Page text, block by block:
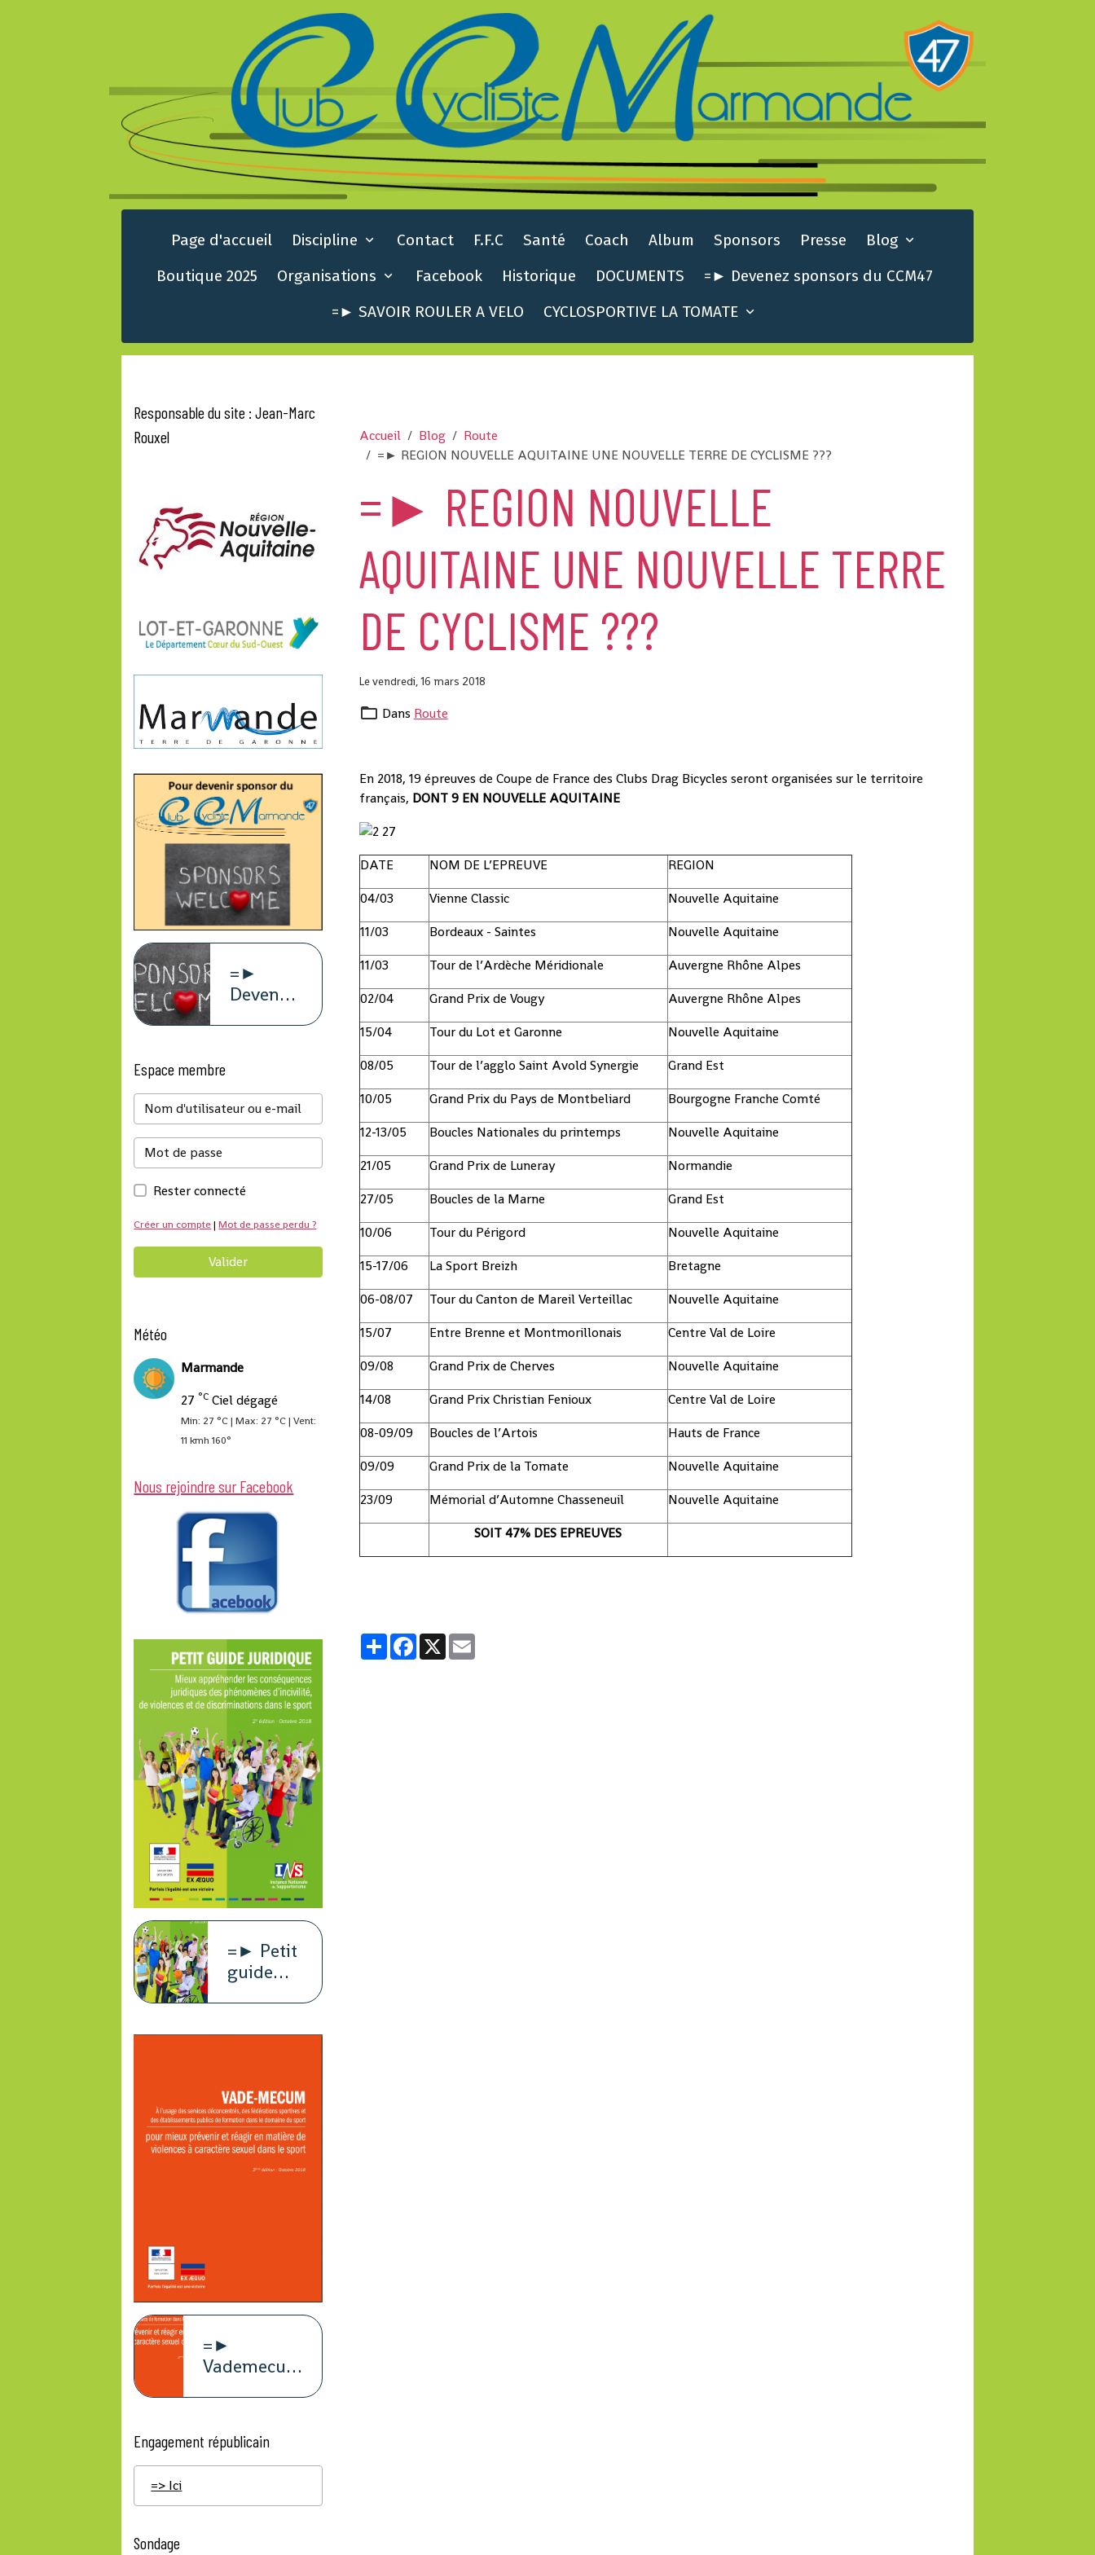
Page d'accueil Discipline Contact F.F.C Santé Coach Album Sponsors Presse
Blog
Boutique 2025
Organisations Facebook Historique DOCUMENTS
=► Devenez sponsors du CCM47
=► SAVOIR ROULER A VELO
CYCLOSPORTIVE LA TOMATE
Accueil Blog
Route
=► REGION NOUVELLE AQUITAINE UNE NOUVELLE TERRE DE CYCLISME ???
=► REGION NOUVELLE
AQUITAINE UNE NOUVELLE TERRE
DE CYCLISME ???
Le vendredi, 16 mars 2018
Dans Route
En 2018, 19 épreuves de Coupe de France des Clubs Drag Bicycles seront organisées sur le territoire
français, DONT 9 EN NOUVELLE AQUITAINE
DATE NOM DE L’EPREUVE
REGION
04/03
Vienne Classic
Nouvelle Aquitaine
11/03
Bordeaux - Saintes
Nouvelle Aquitaine
11/03
Tour de l’Ardèche Méridionale
Auvergne Rhône Alpes
02/04
Grand Prix de Vougy
Auvergne Rhône Alpes
15/04
Tour du Lot et Garonne
Nouvelle Aquitaine
08/05
Tour de l’agglo Saint Avold Synergie
Grand Est
10/05
Grand Prix du Pays de Montbeliard
Bourgogne Franche Comté
12-13/05
Boucles Nationales du printemps
Nouvelle Aquitaine
21/05
Grand Prix de Luneray
Normandie
27/05
Boucles de la Marne
Grand Est
10/06
Tour du Périgord
Nouvelle Aquitaine
15-17/06
La Sport Breizh
Bretagne
06-08/07
Tour du Canton de Mareil Verteillac
Nouvelle Aquitaine
15/07
Entre Brenne et Montmorillonais
Centre Val de Loire
09/08
Grand Prix de Cherves
Nouvelle Aquitaine
14/08
Grand Prix Christian Fenioux
Centre Val de Loire
08-09/09
Boucles de l’Artois
Hauts de France
09/09
Grand Prix de la Tomate
Nouvelle Aquitaine
23/09
Mémorial d’Automne Chasseneuil
Nouvelle Aquitaine
SOIT 47% DES EPREUVES
PartagerFacebook
X Email
Responsable du site : Jean-Marc
Rouxel
=►
Devenez
Espace membre
Rester connecté
Créer un compte|Mot de passe perdu ?
Valider
Météo
Marmande
27 °C Ciel dégagé
Min: 27 °C | Max: 27 °C | Vent:
11 kmh 160°
Nous rejoindre sur Facebook
=► Petit
guide
=►
Vademecum
Engagement républicain
=> Ici
Sondage